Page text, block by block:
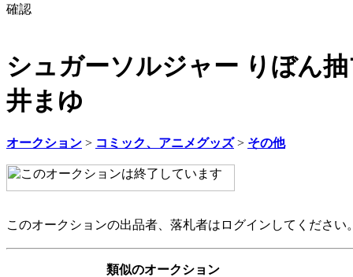
確認
シュガーソルジャー りぼん
井まゆ
オークション > コミック、アニメグッズ> その他
このオークションの出品者、落札者はログインしてください
類似のオークション